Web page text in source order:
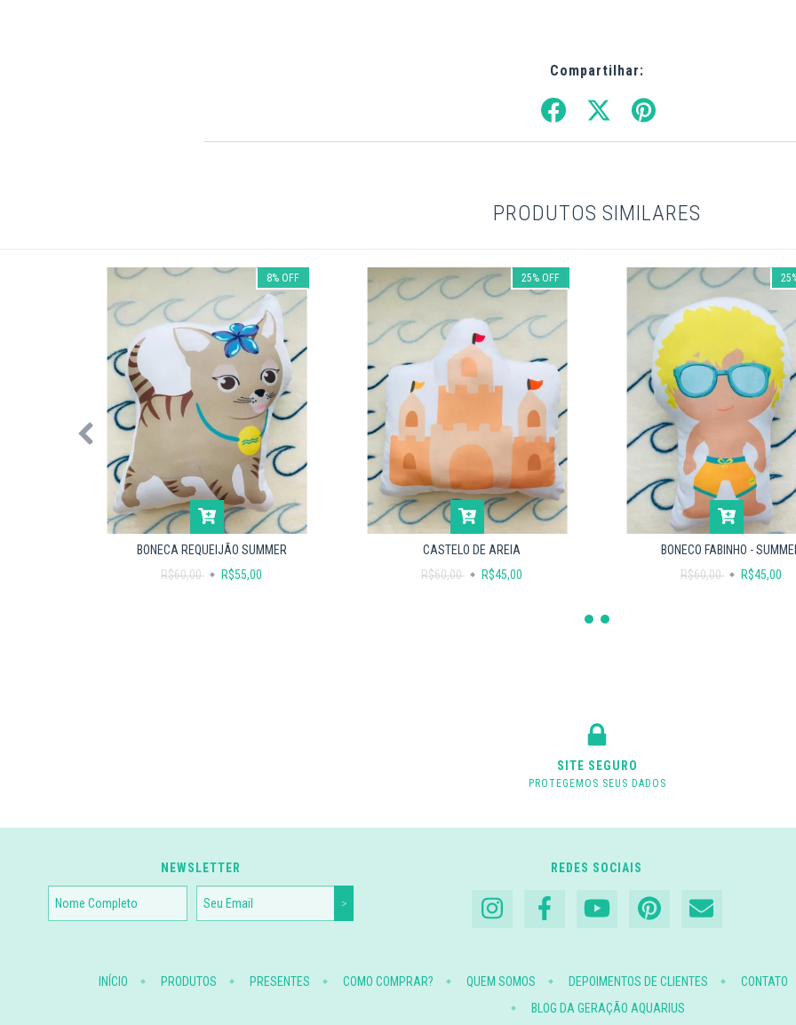
Compartilhar:
PRODUTOS SIMILARES
8% OFF
BONECA REQUEIJÃO SUMMER
R$60,00
R$55,00
25% OFF
CASTELO DE AREIA
R$60,00
R$45,00
25
BONECO FABINHO -
R$60,00
R$45,00
SITE SEGURO
PROTEGEMOS SEUS DADOS
NEWSLETTER REDES SOCIAIS
INÍCIO PRODUTOS PRESENTES COMO COMPRAR? QUEM SOMOS DEPOIMENTOS DE CLIENTES CONTATO
BLOG DA GERAÇÃO AQUARIUS